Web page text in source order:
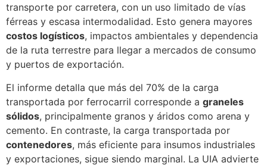
transporte por carretera, con un uso limitado de vías
férreas y escasa intermodalidad. Esto genera mayores
costos logísticos, impactos ambientales y dependencia
de la ruta terrestre para llegar a mercados de consumo
y puertos de exportación.
El informe detalla que más del 70% de la carga
transportada por ferrocarril corresponde a graneles
sólidos, principalmente granos y áridos como arena y
cemento. En contraste, la carga transportada por
contenedores, más eficiente para insumos industriales
y exportaciones, sigue siendo marginal. La UIA advierte